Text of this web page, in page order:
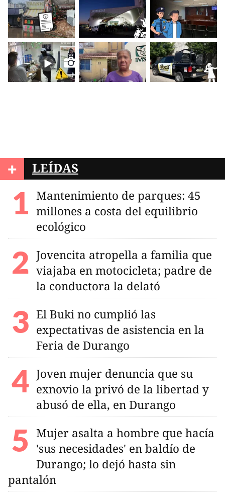
+ LEÍDAS
Mantenimiento de parques: 45
millones a costa del equilibrio
ecológico
Jovencita atropella a familia que
viajaba en motocicleta; padre de
la conductora la delató
El Buki no cumplió las
expectativas de asistencia en la
Feria de Durango
Joven mujer denuncia que su
exnovio la privó de la libertad y
abusó de ella, en Durango
Mujer asalta a hombre que hacía
'sus necesidades' en baldío de
Durango; lo dejó hasta sin
pantalón